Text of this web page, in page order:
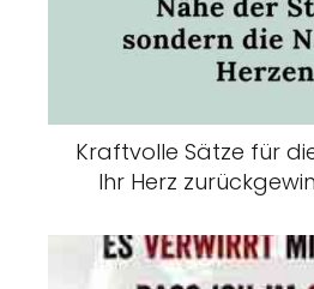
Kraftvolle Sätze für
Ihr Herz